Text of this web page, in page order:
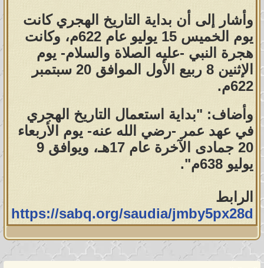
وأشار إلى أن بداية التاريخ الهجري كانت
يوم الخميس 15 يوليو عام 622م، وكانت
هجرة النبي -عليه الصلاة والسلام- يوم
الإثنين 8 ربيع الأول الموافق 20 سبتمبر
622م.
وأضاف: "بداية استعمال التاريخ الهجري
في عهد عمر -رضي الله عنه- يوم الأربعاء
20 جمادى الآخرة عام 17هـ، ويوافق 9
يوليو 638م".
الرابط
https://sabq.org/saudia/jmby5px28d